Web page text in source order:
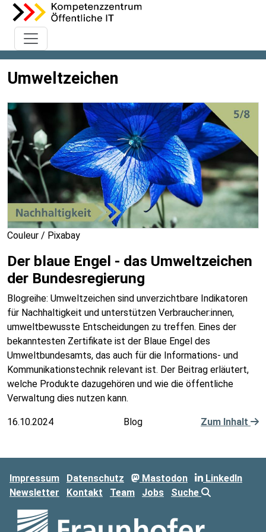
Umweltzeichen
Couleur / Pixabay
Der blaue Engel - das Umweltzeichen
der Bundesregierung
Blogreihe: Umweltzeichen sind unverzichtbare Indikatoren
für Nachhaltigkeit und unterstützen Verbraucher:innen,
umweltbewusste Entscheidungen zu treffen. Eines der
bekanntesten Zertifikate ist der Blaue Engel des
Umweltbundesamts, das auch für die Informations- und
Kommunikationstechnik relevant ist. Der Beitrag erläutert,
welche Produkte dazugehören und wie die öffentliche
Verwaltung dies nutzen kann.
16.10.2024 Blog Zum Inhalt
Impressum Datenschutz Mastodon
LinkedIn
Newsletter
Kontakt Team Jobs Suche